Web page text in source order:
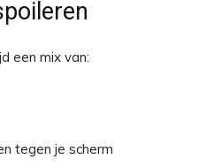
een mix van:
tegen je scherm